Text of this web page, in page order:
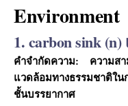
Environment
1. carbon sink
คำจำกัดความ: ความส
แวดล้อมทางธรรมชาติใ
ชั้นบรรยากาศ